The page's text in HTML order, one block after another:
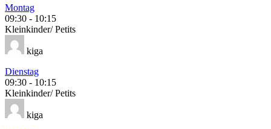
Montag
09:30 - 10:15
Kleinkinder/ Petits
kiga
Dienstag
09:30 - 10:15
Kleinkinder/ Petits
kiga